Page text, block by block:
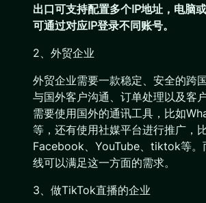
出口可支持配置多个IP地址，电脑
可通过对应IP登录不同账号。
2、外贸企业
外贸企业需要一款稳定、安全的跨
与国外客户沟通、订单处理以及客
需要使用国外的通讯工具，比如
等，还有使用社媒平台进行推广，
Facebook、YouTube、tiktok等。
线可以满足这一方面的需求。
3、做TikTok直播的企业